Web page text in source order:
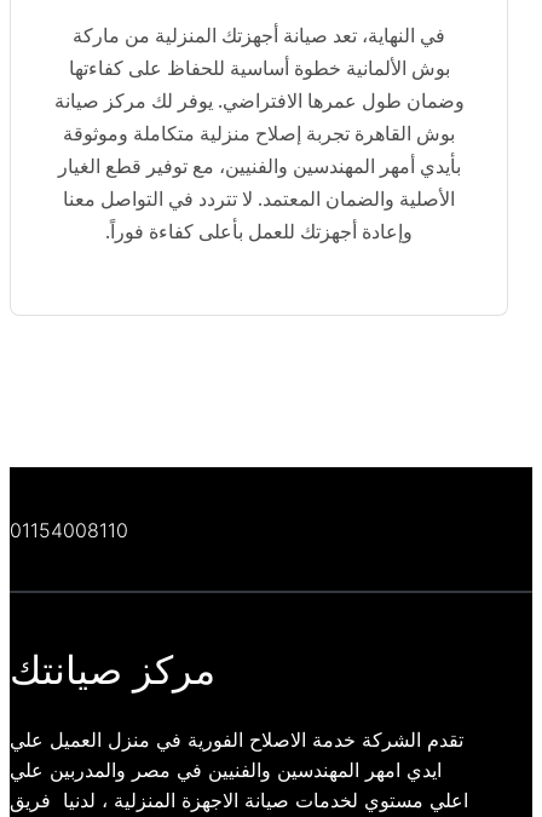
في النهاية، تعد صيانة أجهزتك المنزلية من ماركة
بوش الألمانية خطوة أساسية للحفاظ على كفاءتها
وضمان طول عمرها الافتراضي. يوفر لك مركز صيانة
بوش القاهرة تجربة إصلاح منزلية متكاملة وموثوقة
بأيدي أمهر المهندسين والفنيين، مع توفير قطع الغيار
الأصلية والضمان المعتمد. لا تتردد في التواصل معنا
وإعادة أجهزتك للعمل بأعلى كفاءة فوراً.
01154008110
مركز صيانتك
تقدم الشركة خدمة الاصلاح الفورية في منزل العميل علي
ايدي امهر المهندسين والفنيين في مصر والمدربين علي
اعلي مستوي لخدمات صيانة الاجهزة المنزلية ، لدنيا فريق